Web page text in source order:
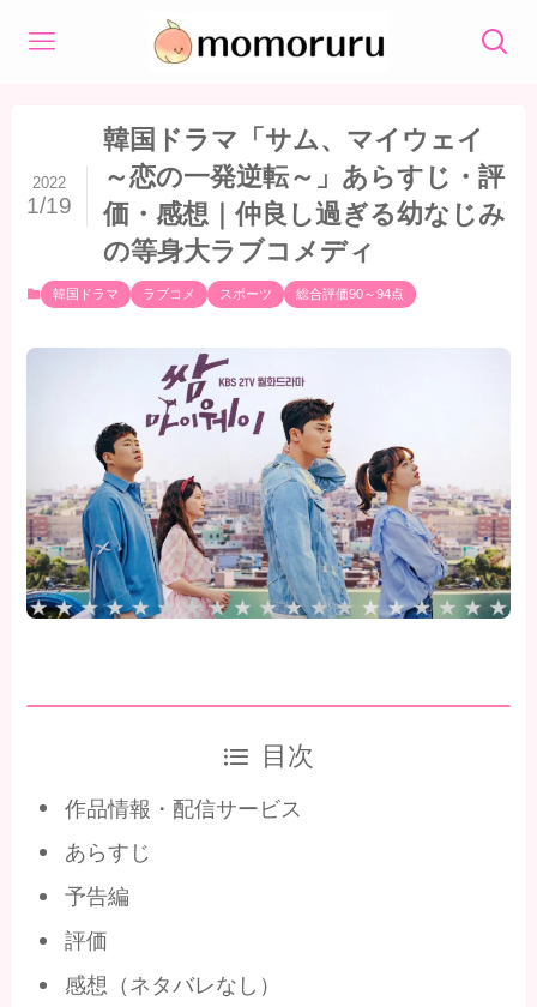
韓国ドラマ「サム、マイウェイ
～恋の一発逆転～」あらすじ・評
価・感想｜仲良し過ぎる幼なじみ
の等身大ラブコメディ
2022
1/19
韓国ドラマ ラブコメ スポーツ 総合評価90～94点
目次
作品情報・配信サービス
あらすじ
予告編
評価
感想（ネタバレなし）